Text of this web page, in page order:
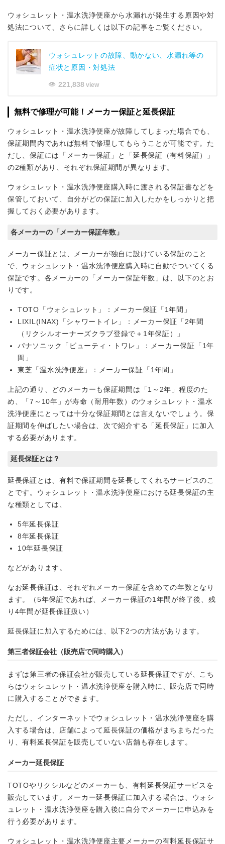
ウォシュレット・温水洗浄便座から水漏れが発生する原因や対
処法について、さらに詳しくは以下の記事をご覧ください。
ウォシュレットの故障、動かない、水漏れ等の
症状と原因・対処法
221,838 view
無料で修理が可能！メーカー保証と延長保証
ウォシュレット・温水洗浄便座が故障してしまった場合でも、
保証期間内であれば無料で修理してもらうことが可能です。た
だし、保証には「メーカー保証」と「延長保証（有料保証）」
の2種類があり、それぞれ保証期間が異なります。
ウォシュレット・温水洗浄便座購入時に渡される保証書などを
保管しておいて、自分がどの保証に加入したかをしっかりと把
握しておく必要があります。
各メーカーの「メーカー保証年数」
メーカー保証とは、メーカーが独自に設けている保証のこと
で、ウォシュレット・温水洗浄便座購入時に自動でついてくる
保証です。各メーカーの「メーカー保証年数」は、以下のとお
りです。
TOTO「ウォシュレット」：メーカー保証「1年間」
LIXIL(INAX)「シャワートイレ」：メーカー保証「2年間
（リクシルオーナーズクラブ登録で＋1年保証）」
パナソニック「ビューティ・トワレ」：メーカー保証「1年
間」
東芝「温水洗浄便座」：メーカー保証「1年間」
上記の通り、どのメーカーも保証期間は「1～2年」程度のた
め、「7～10年」が寿命（耐用年数）のウォシュレット・温水
洗浄便座にとっては十分な保証期間とは言えないでしょう。保
証期間を伸ばしたい場合は、次で紹介する「延長保証」に加入
する必要があります。
延長保証とは？
延長保証とは、有料で保証期間を延長してくれるサービスのこ
とです。ウォシュレット・温水洗浄便座における延長保証の主
な種類としては、
5年延長保証
8年延長保証
10年延長保証
などがあります。
なお延長保証は、それぞれメーカー保証を含めての年数となり
ます。（5年保証であれば、メーカー保証の1年間が終了後、残
り4年間が延長保証扱い）
延長保証に加入するためには、以下2つの方法があります。
第三者保証会社（販売店で同時購入）
まずは第三者の保証会社が販売している延長保証ですが、こち
らはウォシュレット・温水洗浄便座を購入時に、販売店で同時
に購入することができます。
ただし、インターネットでウォシュレット・温水洗浄便座を購
入する場合は、店舗によって延長保証の価格がまちまちだった
り、有料延長保証を販売していない店舗も存在します。
メーカー延長保証
TOTOやリクシルなどのメーカーも、有料延長保証サービスを
販売しています。メーカー延長保証に加入する場合は、ウォシ
ュレット・温水洗浄便座を購入後に自分でメーカーに申込みを
行う必要があります。
ウォシュレット・温水洗浄便座主要メーカーの有料延長保証サ